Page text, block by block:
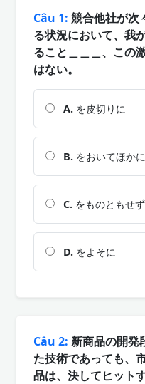
Câu 1: 競合他社が次
る状況において、我
ること＿＿＿、この
はない。
A. を皮切りに
B. をおいてほかに
C. をものともせ
D. をよそに
Câu 2: 新商品の開発
た技術であっても、
品は、決してヒット